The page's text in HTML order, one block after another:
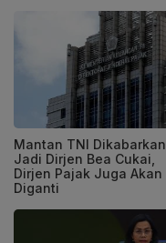
Mantan TNI Dikabarkan
Jadi Dirjen Bea Cukai,
Dirjen Pajak Juga Akan
Diganti